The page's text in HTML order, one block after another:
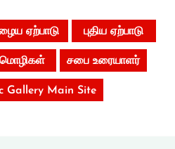
ஏற்பாடு புதிய ஏற்பாடு
சபை உரையாளர்
Gallery Main Site